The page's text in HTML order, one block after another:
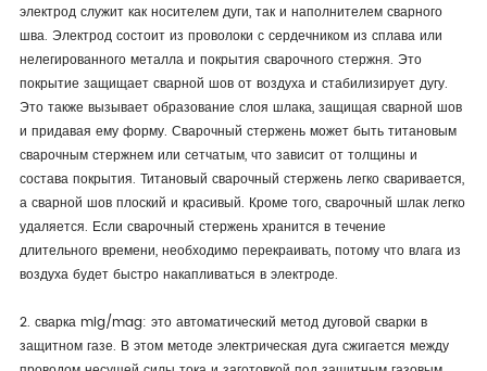
электрод служит как носителем дуги, так и наполнителем сварного
шва. Электрод состоит из проволоки с сердечником из сплава или
нелегированного металла и покрытия сварочного стержня. Это
покрытие защищает сварной шов от воздуха и стабилизирует дугу.
Это также вызывает образование слоя шлака, защищая сварной шов
и придавая ему форму. Сварочный стержень может быть титановым
сварочным стержнем или сетчатым, что зависит от толщины и
состава покрытия. Титановый сварочный стержень легко сваривается,
а сварной шов плоский и красивый. Кроме того, сварочный шлак легко
удаляется. Если сварочный стержень хранится в течение
длительного времени, необходимо перекраивать, потому что влага из
воздуха будет быстро накапливаться в электроде.
2. сварка mig/mag: это автоматический метод дуговой сварки в
защитном газе. В этом методе электрическая дуга сжигается между